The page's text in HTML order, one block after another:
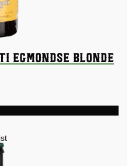
Blonde